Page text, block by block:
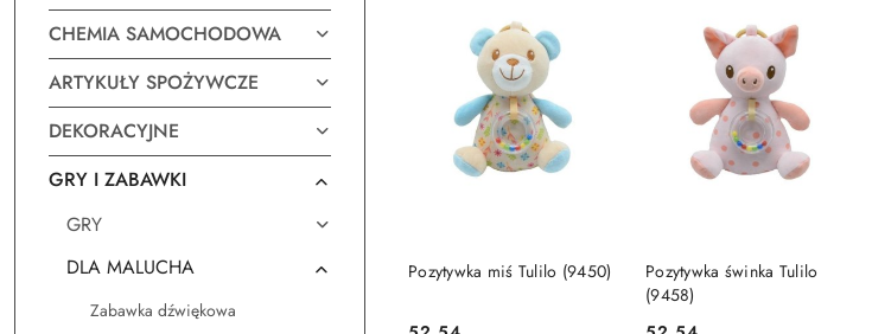
CHEMIA SAMOCHODOWA
ARTYKUŁY SPOŻYWCZE
DEKORACYJNE
GRY I ZABAWKI
GRY
DLA MALUCHA
Zabawka dźwiękowa
Pozytywka miś Tulilo (9450)
DO KOSZYKA
Pozytywka świnka Tulilo
(9458)
DO KOSZYKA